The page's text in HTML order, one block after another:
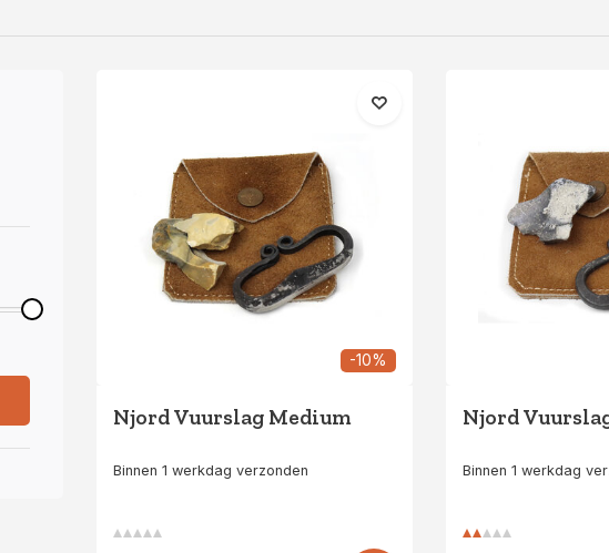
-10%
Njord Vuurslag Medium
Binnen 1 werkdag verzonden
Njord
Binnen 1 werkdag